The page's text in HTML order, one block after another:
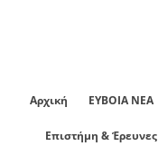
Αρχική ΕΥΒΟΙΑ ΝΕΑ
Επιστήμη & Έρευνες